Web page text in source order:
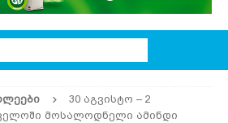
30 აგვისტო – 2
მოსალოდნელი ამინდი